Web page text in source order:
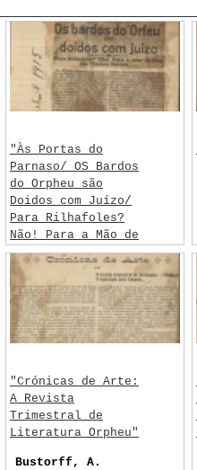
"Às Portas do
Parnaso/ OS Bardos
do Orpheu são
Doidos com Juízo/
Para Rilhafoles?
Não! Para a Mão de
Vaca dos Irmãos
Unidos"
Desconhecido
"Crónicas de Arte:
A Revista
Trimestral de
Literatura Orpheu"
Bustorff, A.